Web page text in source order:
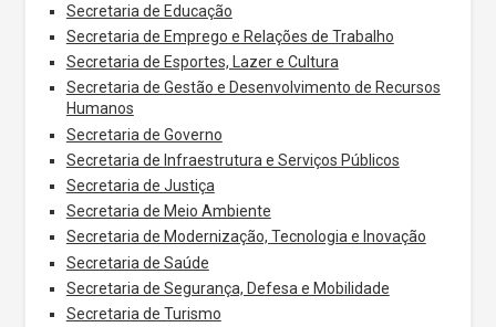
Secretaria de Educação
Secretaria de Emprego e Relações de Trabalho
Secretaria de Esportes, Lazer e Cultura
Secretaria de Gestão e Desenvolvimento de Recursos
Humanos
Secretaria de Governo
Secretaria de Infraestrutura e Serviços Públicos
Secretaria de Justiça
Secretaria de Meio Ambiente
Secretaria de Modernização, Tecnologia e Inovação
Secretaria de Saúde
Secretaria de Segurança, Defesa e Mobilidade
Secretaria de Turismo